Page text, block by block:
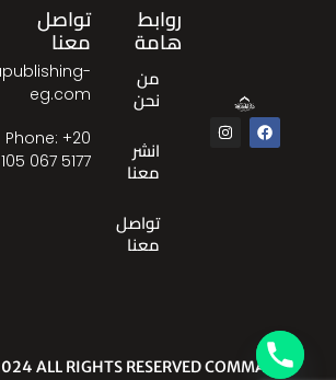
روابط
هامة
من
نحن
انشر
معنا
تواصل
معنا
تواصل
معنا
eg.com
Phone: ‎+20
105 067 5177
ALL RIGHTS RESERVED COMMA